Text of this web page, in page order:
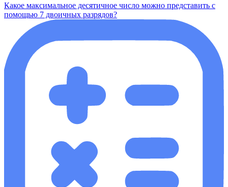
Какое максимальное десятичное число можно представить с
помощью 7 двоичных разрядов?